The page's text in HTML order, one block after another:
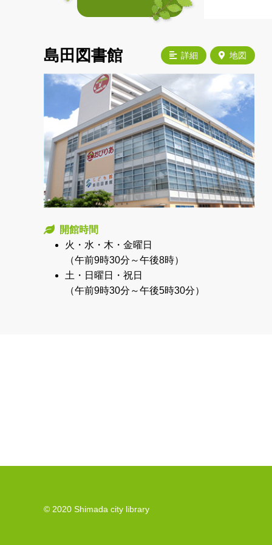
詳細 地図
島田図書館
開館時間
火・水・木・金曜日
（午前9時30分～午後8時）
土・日曜日・祝日
（午前9時30分～午後5時30分）
© 2020 Shimada city library